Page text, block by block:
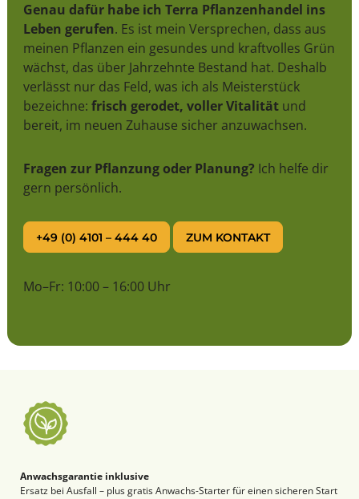
Genau dafür habe ich Terra Pflanzenhandel ins
Leben gerufen. Es ist mein Versprechen, dass aus
meinen Pflanzen ein gesundes und kraftvolles Grün
wächst, das über Jahrzehnte Bestand hat. Deshalb
verlässt nur das Feld, was ich als Meisterstück
bezeichne: frisch gerodet, voller Vitalitätund
bereit, im neuen Zuhause sicher anzuwachsen.
Fragen zur Pflanzung oder Planung? Ich helfe dir
gern persönlich.
+49 (0) 4101 – 444 40 ZUM KONTAKT
Mo–Fr: 10:00 – 16:00 Uhr
Anwachsgarantie inklusive
Ersatz bei Ausfall – plus gratis Anwachs-Starter für einen sicheren Start